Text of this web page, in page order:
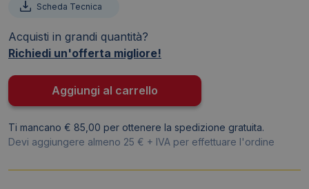
Pilot
Blu
-
0,7
mm
Scheda Tecnica
Acquisti in grandi quantità?
Richiedi un'offerta migliore!
Aggiungi al carrello
Ti mancano € 85,00 per ottenere la spedizione gratuita.
Devi aggiungere almeno 25 € + IVA per effettuare l'ordine